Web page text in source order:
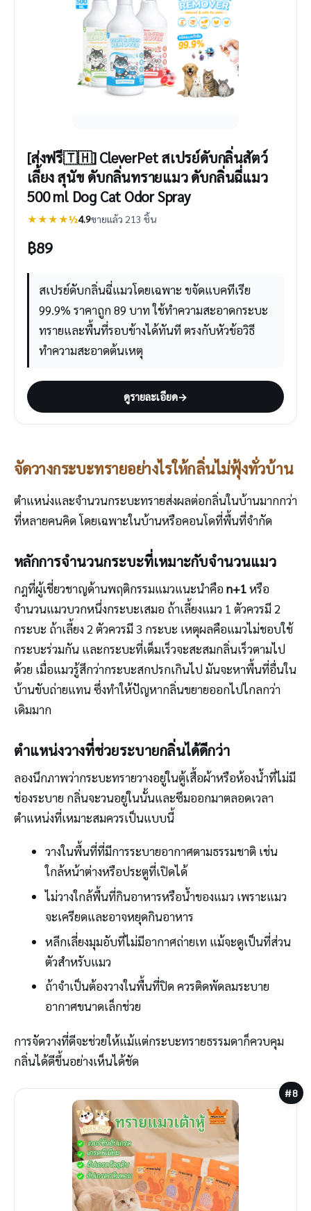
[ส่งฟรี🇹🇭] CleverPet สเปรย์ดับกลิ่นสัตว์
เลี้ยง สุนัข ดับกลิ่นทรายแมว ดับกลิ่นฉี่แมว
500 ml Dog Cat Odor Spray
★★★★½4.9ขายแล้ว 213 ชิ้น
฿89
สเปรย์ดับกลิ่นฉี่แมวโดยเฉพาะ ขจัดแบคทีเรีย
99.9% ราคาถูก 89 บาท ใช้ทำความสะอาดกระบะ
ทรายและพื้นที่รอบข้างได้ทันที ตรงกับหัวข้อวิธี
ทำความสะอาดต้นเหตุ
ดูรายละเอียด→
จัดวางกระบะทรายอย่างไรให้กลิ่นไม่ฟุ้งทั่วบ้าน
ตำแหน่งและจำนวนกระบะทรายส่งผลต่อกลิ่นในบ้านมากกว่า
ที่หลายคนคิด โดยเฉพาะในบ้านหรือคอนโดที่พื้นที่จำกัด
หลักการจำนวนกระบะที่เหมาะกับจำนวนแมว
กฎที่ผู้เชี่ยวชาญด้านพฤติกรรมแมวแนะนำคือn+1หรือ
จำนวนแมวบวกหนึ่งกระบะเสมอ ถ้าเลี้ยงแมว 1 ตัวควรมี 2
กระบะ ถ้าเลี้ยง 2 ตัวควรมี 3 กระบะ เหตุผลคือแมวไม่ชอบใช้
กระบะร่วมกัน และกระบะที่เต็มเร็วจะสะสมกลิ่นเร็วตามไป
ด้วย เมื่อแมวรู้สึกว่ากระบะสกปรกเกินไป มันจะหาพื้นที่อื่นใน
บ้านขับถ่ายแทน ซึ่งทำให้ปัญหากลิ่นขยายออกไปไกลกว่า
เดิมมาก
ตำแหน่งวางที่ช่วยระบายกลิ่นได้ดีกว่า
ลองนึกภาพว่ากระบะทรายวางอยู่ในตู้เสื้อผ้าหรือห้องน้ำที่ไม่มี
ช่องระบาย กลิ่นจะวนอยู่ในนั้นและซึมออกมาตลอดเวลา
ตำแหน่งที่เหมาะสมควรเป็นแบบนี้
วางในพื้นที่ที่มีการระบายอากาศตามธรรมชาติ เช่น
ใกล้หน้าต่างหรือประตูที่เปิดได้
ไม่วางใกล้พื้นที่กินอาหารหรือน้ำของแมว เพราะแมว
จะเครียดและอาจหยุดกินอาหาร
หลีกเลี่ยงมุมอับที่ไม่มีอากาศถ่ายเท แม้จะดูเป็นที่ส่วน
ตัวสำหรับแมว
ถ้าจำเป็นต้องวางในพื้นที่ปิด ควรติดพัดลมระบาย
อากาศขนาดเล็กช่วย
การจัดวางที่ดีจะช่วยให้แม้แต่กระบะทรายธรรมดาก็ควบคุม
กลิ่นได้ดีขึ้นอย่างเห็นได้ชัด
#8